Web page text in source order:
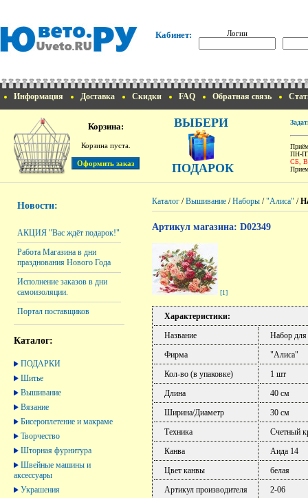
Кабинет: Логин
Информация Доставка Скидки FAQ Обратная связь
Корзина:
Корзина пуста.
ВЫБЕРИ
ПОДАРОК
ПН-
СБ,
Новости:
АКЦИЯ "Вас ждёт подарок!"
Работа Магазина в дни
празднования Нового Года
Исполнение заказов в дни
самоизоляции.
Портал поставщиков
Каталог:
ПОДАРКИ
Шитье
Вышивание
Вязание
Бисероплетение и макраме
Творчество
Шторная фурнитура
Швейные машины и
аксессуары
Украшения
Каталог /Вышивание /Наборы /"Алиса" /
Артикул магазина: D02349
[1]
Характеристики:
Название
Набор
Фирма
"Алиса"
Кол-во (в упаковке)
1 шт
Длина
40 см
Ширина/Диаметр
30 см
Техника
Счетный
Канва
Аида 14
Цвет канвы
белая
Артикул производителя
2-06